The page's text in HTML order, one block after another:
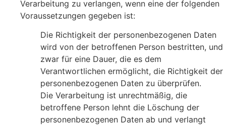
Verarbeitung zu verlangen, wenn eine der folgenden
Voraussetzungen gegeben ist:
Die Richtigkeit der personenbezogenen Daten
wird von der betroffenen Person bestritten, und
zwar für eine Dauer, die es dem
Verantwortlichen ermöglicht, die Richtigkeit der
personenbezogenen Daten zu überprüfen.
Die Verarbeitung ist unrechtmäßig, die
betroffene Person lehnt die Löschung der
personenbezogenen Daten ab und verlangt